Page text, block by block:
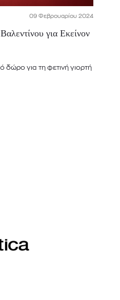
09 Φεβρουαρίου 2024
για Εκείνον
δώρο για τη φετινή γιορτή